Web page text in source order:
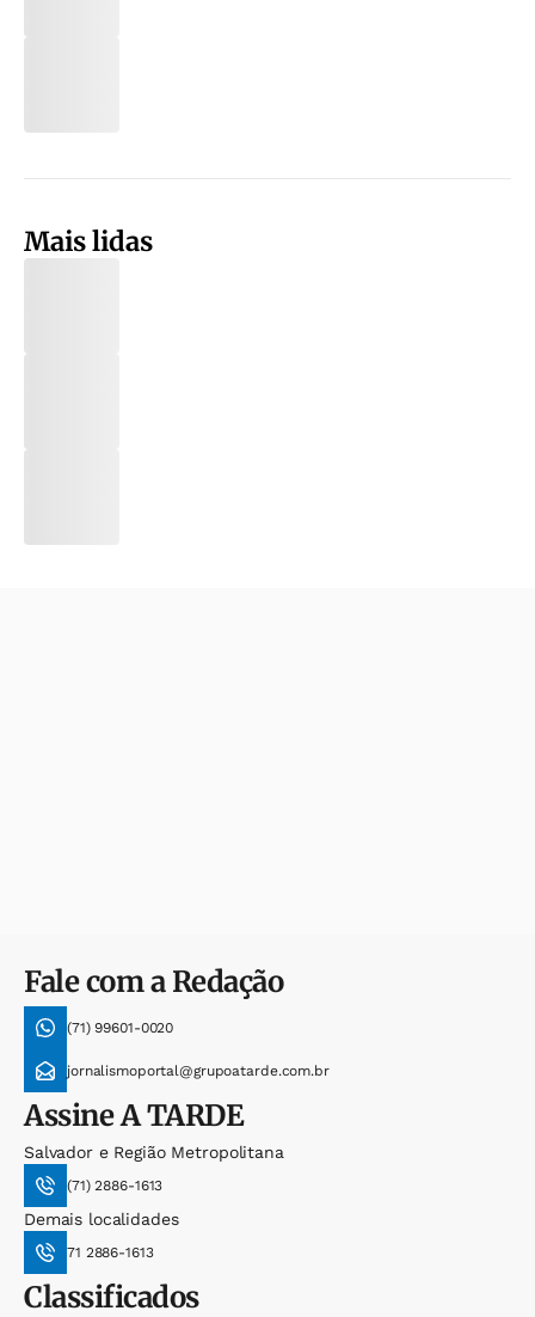
Mais lidas
Fale com a Redação
(71) 99601-0020
jornalismoportal@grupoatarde.com.br
AssineA TARDE
Salvador e Região Metropolitana
(71) 2886-1613
Demais localidades
71 2886-1613
Classificados